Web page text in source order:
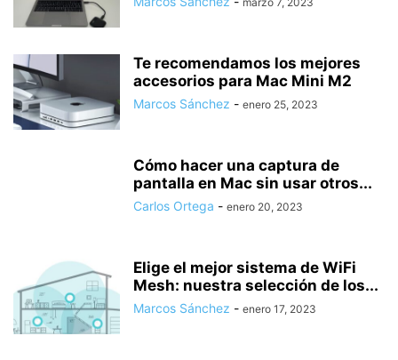
Te recomendamos los mejores
accesorios para Mac Mini M2
Marcos Sánchez - enero 25, 2023
Cómo hacer una captura de
pantalla en Mac sin usar otros...
Carlos Ortega - enero 20, 2023
Elige el mejor sistema de WiFi
Mesh: nuestra selección de los...
Marcos Sánchez - enero 17, 2023